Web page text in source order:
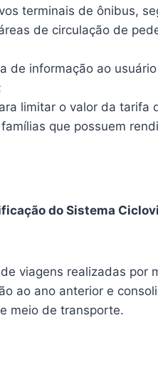
terminais de ônibus,
de circulação de
de informação ao
limitar o valor da
que possuem
do Sistema
viagens realizadas por
ao ano anterior e
meio de transporte.